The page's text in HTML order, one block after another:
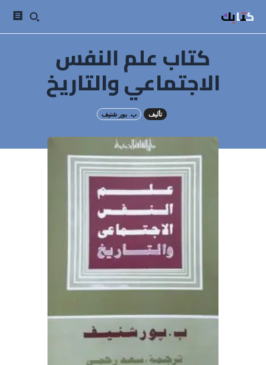
كتابك
كتاب علم النفس
الاجتماعي والتاريخ
تأليف ب. بور شنيف